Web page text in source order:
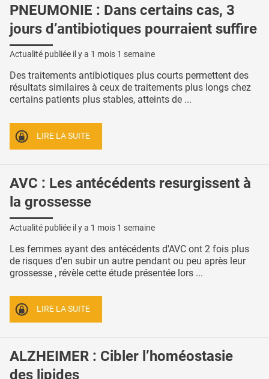
PNEUMONIE : Dans certains cas, 3
jours d’antibiotiques pourraient suffire
Actualité publiée il y a 1 mois 1 semaine
Des traitements antibiotiques plus courts permettent des
résultats similaires à ceux de traitements plus longs chez
certains patients plus stables, atteints de ...
LIRE LA SUITE
AVC : Les antécédents resurgissent à
la grossesse
Actualité publiée il y a 1 mois 1 semaine
Les femmes ayant des antécédents d'AVC ont 2 fois plus
de risques d'en subir un autre pendant ou peu après leur
grossesse , révèle cette étude présentée lors ...
LIRE LA SUITE
ALZHEIMER : Cibler l’homéostasie
des lipides